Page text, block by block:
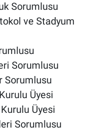
Sorumlusu
ve Stadyum
Sorumlusu
Sorumlusu
Üyesi
Üyesi
Sorumlusu